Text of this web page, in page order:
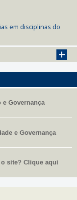
em disciplinas do
e Governança
e Governança
site? Clique aqui